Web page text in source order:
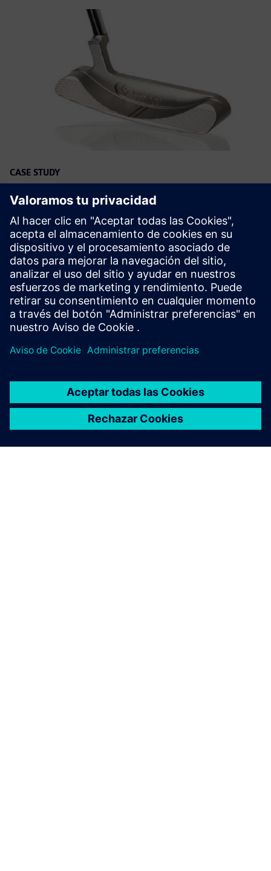
CASE STUDY
Golf club manufacturer uses NX
and Teamcenter Manufacturing to
digitalize production processes
Empresa: ARGOLF
Industria: Consumer products & retail
Ubicación: Jupiter, Florida, United States
Siemens Software: NX, Teamcenter